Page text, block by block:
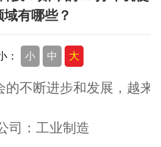
域有哪些？
： 小 中 大
断进步和发展，越来越
司：工业制造